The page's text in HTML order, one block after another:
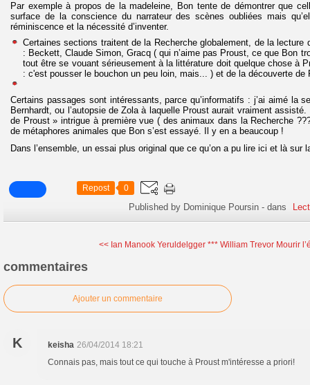
Par exemple à propos de la madeleine, Bon tente de démontrer que
surface de la conscience du narrateur des scènes oubliées mais
réminiscence et la nécessité d’inventer.
Certaines sections traitent de la Recherche globalement, de la lecture
: Beckett, Claude Simon, Gracq ( qui n’aime pas Proust, ce que Bon
tout être se vouant sérieusement à la littérature doit quelque chose à
: c'est pousser le bouchon un peu loin, mais... ) et de la découverte de
Certains passages sont intéressants, parce qu’informatifs : j’ai aimé la
Bernhardt, ou l’autopsie de Zola à laquelle Proust aurait vraiment
de Proust » intrigue à première vue ( des animaux dans la Recherche
de métaphores animales que Bon s’est essayé. Il y en a beaucoup !
Dans l’ensemble, un essai plus original que ce qu’on a pu lire ici et là sur
Repost 0
Published by Dominique Poursin -dans
<< Ian Manook Yeruldelgger *** William Trevor Mourir
commentaires
Ajouter un commentaire
K keisha 26/04/2014 18:21
Connais pas, mais tout ce qui touche à Proust m'intéresse a priori!